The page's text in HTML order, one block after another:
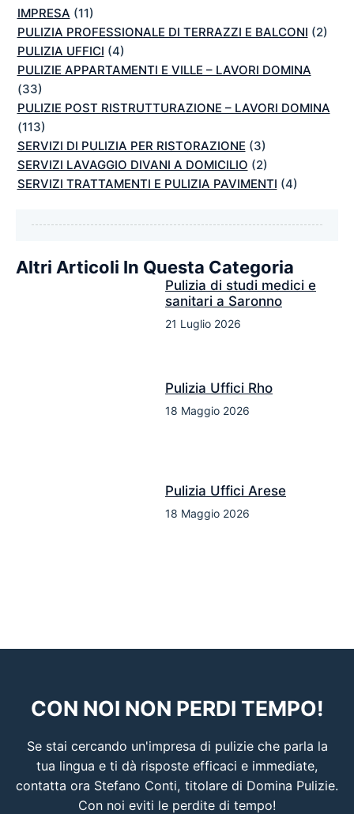
IMPRESA (11)
PULIZIA PROFESSIONALE DI TERRAZZI E BALCONI (2)
PULIZIA UFFICI (4)
PULIZIE APPARTAMENTI E VILLE – LAVORI DOMINA
(33)
PULIZIE POST RISTRUTTURAZIONE – LAVORI DOMINA
(113)
SERVIZI DI PULIZIA PER RISTORAZIONE (3)
SERVIZI LAVAGGIO DIVANI A DOMICILIO (2)
SERVIZI TRATTAMENTI E PULIZIA PAVIMENTI (4)
Altri Articoli In Questa Categoria
Pulizia di studi medici e
sanitari a Saronno
21 Luglio 2026
Pulizia Uffici Rho
18 Maggio 2026
Pulizia Uffici Arese
18 Maggio 2026
CON NOI NON PERDI TEMPO!
Se stai cercando un'impresa di pulizie che parla la
tua lingua e ti dà risposte efficaci e immediate,
contatta ora Stefano Conti, titolare di Domina Pulizie.
Con noi eviti le perdite di tempo!